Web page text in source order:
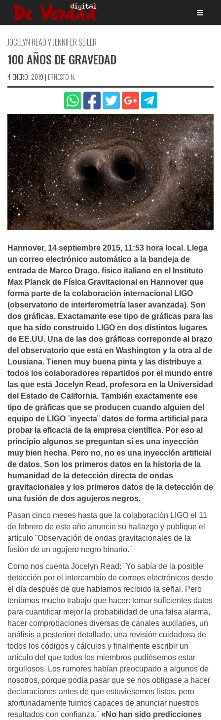
Saltar
JOCELYN READ Y JENNIFER SEILER
100 AÑOS DE GRAVEDAD
4 ENERO, 2019 | ERNESTO N.
Hannover, 14 septiembre 2015, 11:53 hora local. Llega
un correo electrónico automático a la bandeja de
entrada de Marco Drago, fí­sico italiano en el Instituto
Max Planck de Fí­sica Gravitacional en Hannover que
forma parte de la colaboración internacional LIGO
(observatorio de interferometrí­a laser avanzada). Son
dos gráficas. Exactamante ese tipo de gráficas para las
que ha sido construido LIGO en dos distintos lugares
de EE.UU. Una de las dos gráficas correponde al brazo
del observatorio que está en Washington y la otra al de
Lousiana. Tienen muy buena pinta y las distribuye a
todos los colaboradores repartidos por el mundo entre
las que está Jocelyn Read, profesora en la Universidad
del Estado de California. También exactamente ese
tipo de gráficas que se producen cuando alguien del
equipo de LIGO ¨inyecta¨ datos de forma artificial para
probar la eficacia de la empresa cientí­fica. Por eso al
principio algunos se preguntan si es una inyección
muy bien hecha. Pero no, no es una inyección artificial
de datos. Son los primeros datos en la historia de la
humanidad de la detección directa de ondas
gravitacionales y los primeros datos de la detección de
una fusión de dos agujeros negros.
Pasan cinco meses hasta que la colaboración LIGO el 11
de febrero de este año anuncie su hallazgo y publique el
artículo ¨Observación de ondas gravitacionales de la
fusión de un agujero negro binario.¨
Como nos cuenta Jocelyn Read: ¨Yo sabía de la posible
detección por el intercambio de correos electrónicos desde
el día después de que habíamos recibido la señal. Pero
teníamos mucho trabajo que hacer: tomar suficientes datos
para cuantificar mejor la probabilidad de una falsa alarma,
hacer comprobaciones diversas de canales auxilaries, un
análisis a posteriori detallado, una revisión cuidadosa de
todos los códigos y cálculos y finalmente escribir un
artículo del que todos los miembros pudiésemos estar
orgullosos. Los rumores habían preocupado a algunos de
nosotros, porque podía pasar que se nos obligase a hacer
declaraciones antes de que estuviesemos listos, pero
afortunadamente fuimos capaces de anunciar nuestros
resultados con confianza.¨ «No han sido predicciones